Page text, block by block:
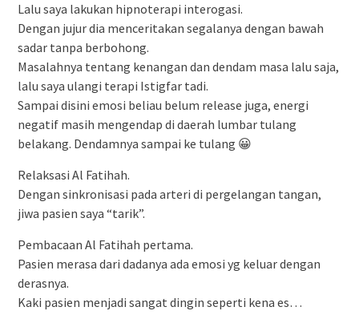
Lalu saya lakukan hipnoterapi interogasi.
Dengan jujur dia menceritakan segalanya dengan bawah
sadar tanpa berbohong.
Masalahnya tentang kenangan dan dendam masa lalu saja,
lalu saya ulangi terapi Istigfar tadi.
Sampai disini emosi beliau belum release juga, energi
negatif masih mengendap di daerah lumbar tulang
belakang. Dendamnya sampai ke tulang 😀
Relaksasi Al Fatihah.
Dengan sinkronisasi pada arteri di pergelangan tangan,
jiwa pasien saya “tarik”.
Pembacaan Al Fatihah pertama.
Pasien merasa dari dadanya ada emosi yg keluar dengan
derasnya.
Kaki pasien menjadi sangat dingin seperti kena es…